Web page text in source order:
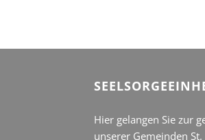
Hier gelangen Sie zur
unserer Gemeinden